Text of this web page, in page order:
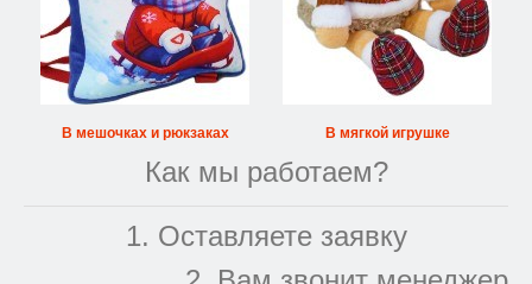
В мешочках и рюкзаках В мягкой игрушке
Как мы работаем?
1. Оставляете заявку